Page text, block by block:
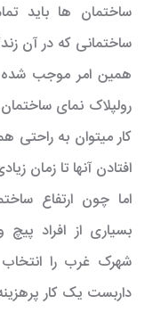
ساختمان ها باید
ساختمانی که در آن
همین امر موجب شده
رولپلاک نمای
کار میتوان به راحتی
افتادن آنها تا زمان
اما چون ارتفاع
بسیاری از افراد پیچ
شهرک غرب را
داربست یک کار